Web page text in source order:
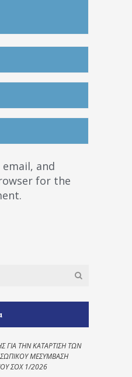
email, and
for the
ΓΙΑ ΤΗΝ ΚΑΤΑΡΤΙΣΗ ΤΩΝ
ΜΕΣΥΜΒΑΣΗ
ΣΟΧ 1/2026